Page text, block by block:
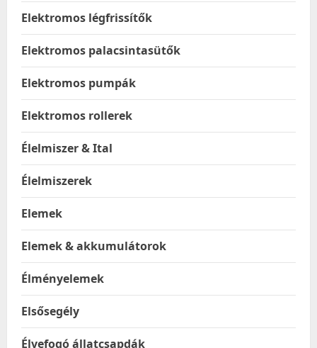
Elektromos légfrissítők
Elektromos palacsintasütők
Elektromos pumpák
Elektromos rollerek
Élelmiszer & Ital
Élelmiszerek
Elemek
Elemek & akkumulátorok
Élményelemek
Elsősegély
Élvefogó állatcsapdák